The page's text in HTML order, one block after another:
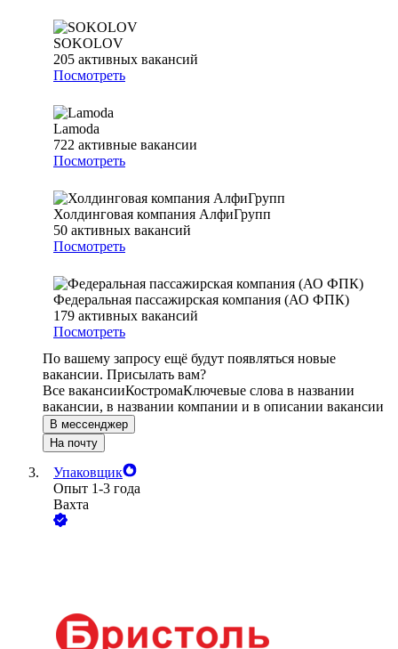
SOKOLOV
205 активных вакансий
Посмотреть
Lamoda
722 активные вакансии
Посмотреть
Холдинговая компания АлфиГрупп
50 активных вакансий
Посмотреть
Федеральная пассажирская компания (АО ФПК)
179 активных вакансий
Посмотреть
По вашему запросу ещё будут появляться новые
вакансии. Присылать вам?
Все вакансииКостромаКлючевые слова в названии
вакансии, в названии компании и в описании вакансии
В мессенджер
На почту
Упаковщик
Опыт 1-3 года
Вахта